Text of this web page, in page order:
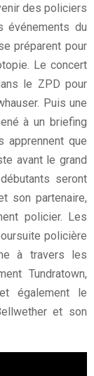
des policiers
événements du
préparent pour
Le concert
le ZPD pour
Puis une
à un briefing
apprennent que
avant le grand
seront
son partenaire,
policier. Les
policière
à travers les
Tundratown,
également le
et son